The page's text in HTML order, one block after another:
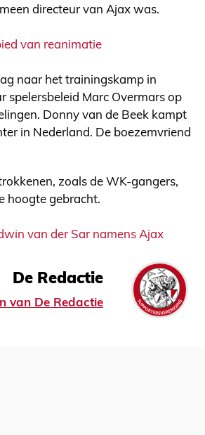
directeur van Ajax was.
van reanimatie
naar het trainingskamp in
spelersbeleid Marc Overmars op
Donny van de Beek kampt
in Nederland. De boezemvriend
zoals de WK-gangers,
hoogte gebracht.
van der Sar namens Ajax
De Redactie
van De Redactie